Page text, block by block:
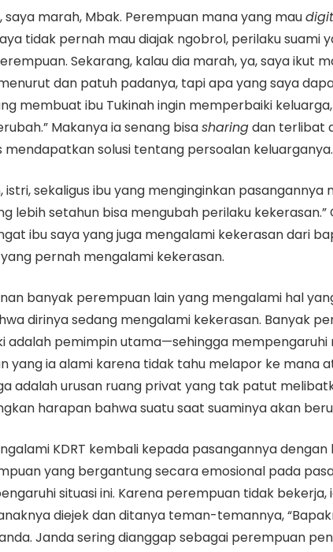
marah, Mbak. Perempuan mana yang mau
tidak pernah mau diajak ngobrol, perilaku suami
Sekarang, kalau dia marah, ya, saya ikut
dan patuh padanya, tapi apa yang saya
membuat ibu Tukinah ingin memperbaiki
Makanya ia senang bisasharingdan terlibat
solusi tentang persoalan keluarganya.
sekaligus ibu yang menginginkan pasangannya
lebih setahun bisa mengubah perilaku
ibu saya yang juga mengalami kekerasan dari
pernah mengalami kekerasan.
banyak perempuan lain yang mengalami hal
dirinya sedang mengalami kekerasan. Banyak
pemimpin utama—sehingga mempengaruhi
yang ia alami karena tidak tahu melapor ke mana
adalah urusan ruang privat yang tak patut
harapan bahwa suatu saat suaminya akan
KDRT kembali kepada pasangannya
yang bergantung secara emosional pada
situasi ini. Karena perempuan tidak bekerja,
diejek dan ditanya teman-temannya,
Janda sering dianggap sebagai perempuan